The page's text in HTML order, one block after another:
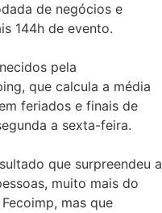
de negócios e
144h de evento.
pela
que calcula a média
feriados e finais de
a sexta-feira.
que surpreendeu a
muito mais do
mas que